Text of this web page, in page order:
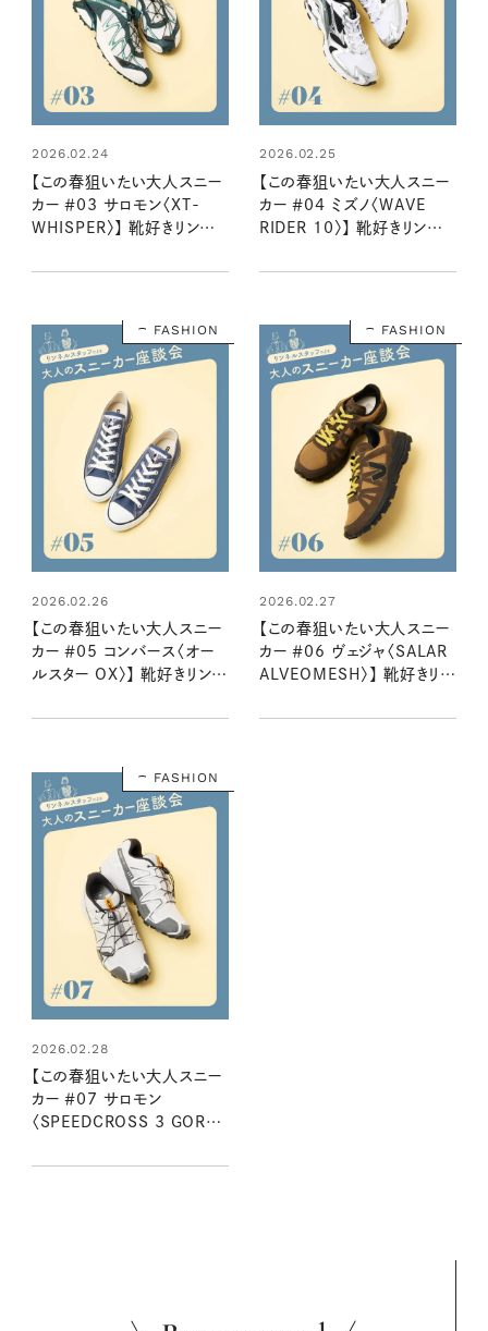
2026.02.24
【この春狙いたい大人スニー
カー ＃03 サロモン〈XT-
WHISPER〉】 靴好きリンネ
はき心地
2026.02.25
【この春狙いたい大人スニー
カー ＃04 ミズノ〈WAVE
RIDER 10〉】 靴好きリンネ
はき心地
FASHION
2026.02.26
【この春狙いたい大人スニー
カー ＃05 コンバース〈オー
ルスター OX〉】 靴好きリンネ
はき心地
FASHION
2026.02.27
【この春狙いたい大人スニー
カー ＃06 ヴェジャ〈SALAR
ALVEOMESH〉】 靴好きリン
とはき心地
FASHION
2026.02.28
【この春狙いたい大人スニー
カー ＃07 サロモン
〈SPEEDCROSS 3 GORE-
フ２名が語る魅力とはき心地